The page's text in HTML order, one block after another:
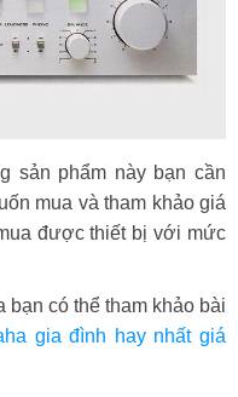
sản phẩm này bạn cần
mua và tham khảo giá
được thiết bị với mức
có thể tham khảo bài
gia đình hay nhất giá